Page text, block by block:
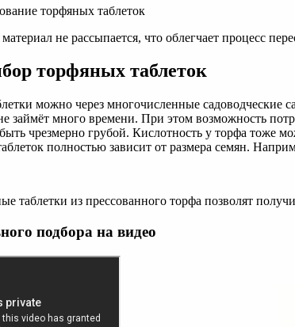
не рассыпается, что облегчает процесс
торфяных таблеток
можно через многочисленные
займёт много времени. При этом возможность
чрезмерно грубой. Кислотность у торфа тоже
полностью зависит от размера семян.
таблетки из прессованного торфа позволят
подбора на видео